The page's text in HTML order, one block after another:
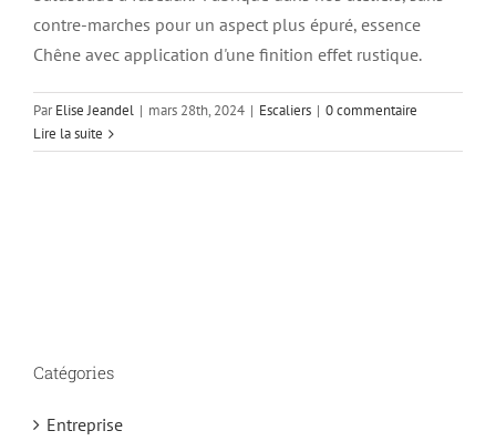
contre-marches pour un aspect plus épuré, essence
Chêne avec application d'une finition effet rustique.
ParElise Jeandel | mars 28th, 2024 | Escaliers | 0 commentaire
Lire la suite
Catégories
Entreprise